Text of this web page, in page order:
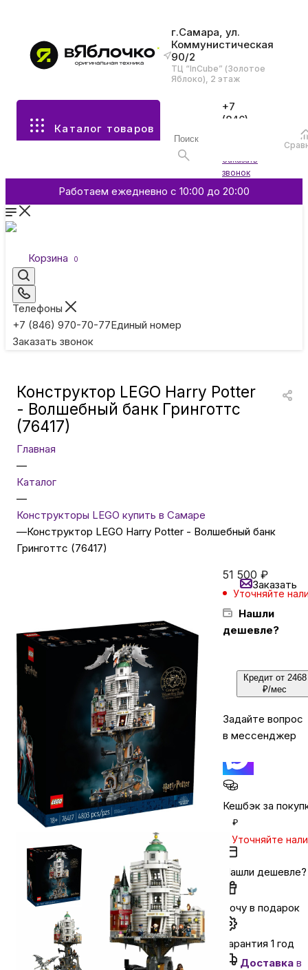
г.Самара, ул.
Коммунистическая
90/2
ТЦ “InCube” (Золотое
Яблоко), 2 этаж
Каталог товаров
+7
(846)
Заказать
звонок
Работаем ежедневно с 10:00 до 20:00
Корзина 0
Телефоны
+7 (846) 970-70-77Единый номер
Заказать звонок
Все разделы каталога
Аксессуары
Смартфоны и гаджеты
Умные кольца
Товары для детей
ТВ и проекторы
Бытовая техника
Красота и здоровье
Сумки и чемоданы
Для дома и дачи
Для домашних питомцев
Умный дом и безопасность
Автомобильные аксессуары
Конструктор LEGO Harry Potter
- Волшебный банк Гринготтс
(76417)
Главная
—
Каталог
—
Конструкторы LEGO купить в Самаре
—Конструктор LEGO Harry Potter - Волшебный банк
Гринготтс (76417)
51 500 ₽
Уточняйте
Нашли
дешевле?
Заказать
Кредит от 2468
₽/мес
Задайте вопрос
в мессенджер
Кешбэк за
₽
Уточняйте
Нашли дешевле?
Хочу в подарок
Гарантия 1 год
Доставка в